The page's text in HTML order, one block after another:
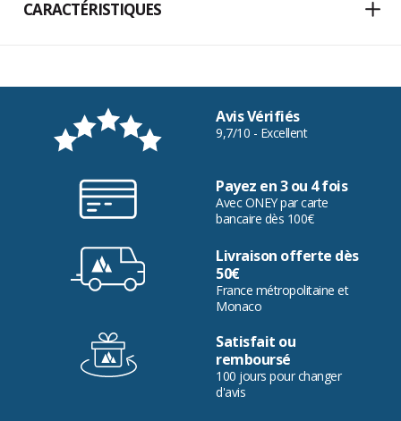
CARACTÉRISTIQUES
Avis Vérifiés
9,7/10 - Excellent
Payez en 3 ou 4 fois
Avec ONEY par carte
bancaire dès 100€
Livraison offerte dès
50€
France métropolitaine et
Monaco
Satisfait ou
remboursé
100 jours pour changer
d'avis